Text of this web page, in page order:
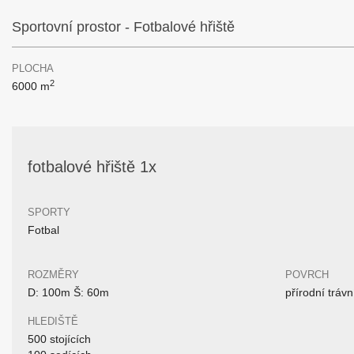
Sportovní prostor - Fotbalové hřiště
PLOCHA
6000 m2
fotbalové hřiště 1x
SPORTY
Fotbal
ROZMĚRY
D: 100m Š: 60m
HLEDIŠTĚ
500 stojících
POVRCH
přírodní